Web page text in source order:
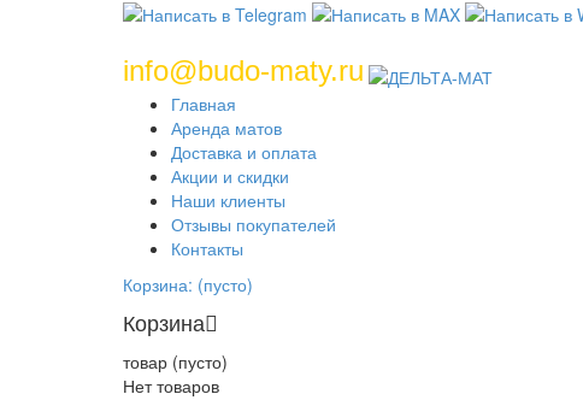
info@budo-maty.ru
Главная
Аренда матов
Доставка и оплата
Акции и скидки
Наши клиенты
Отзывы покупателей
Контакты
Корзина: (пусто)
Корзина
товар (пусто)
Нет товаров